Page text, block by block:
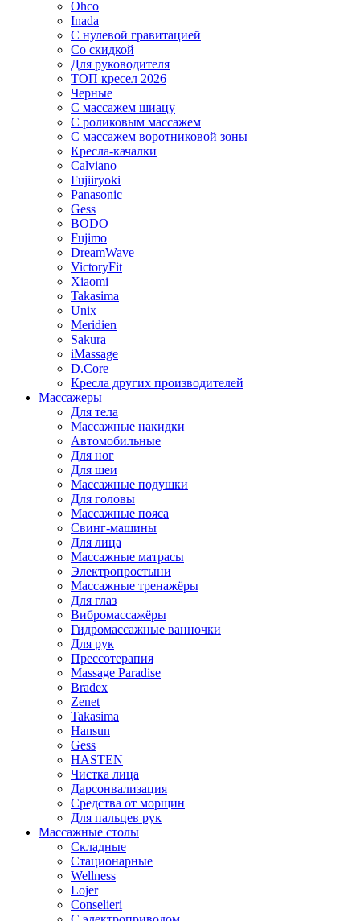
Ohco
Inada
С нулевой гравитацией
Со скидкой
Для руководителя
ТОП кресел 2026
Черные
С массажем шиацу
С роликовым массажем
С массажем воротниковой зоны
Кресла-качалки
Calviano
Fujiiryoki
Panasonic
Gess
BODO
Fujimo
DreamWave
VictoryFit
Xiaomi
Takasima
Unix
Meridien
Sakura
iMassage
D.Core
Кресла других производителей
Массажеры
Для тела
Массажные накидки
Автомобильные
Для ног
Для шеи
Массажные подушки
Для головы
Массажные пояса
Свинг-машины
Для лица
Массажные матрасы
Электропростыни
Массажные тренажёры
Для глаз
Вибромассажёры
Гидромассажные ванночки
Для рук
Прессотерапия
Massage Paradise
Bradex
Zenet
Takasima
Hansun
Gess
HASTEN
Чистка лица
Дарсонвализация
Средства от морщин
Для пальцев рук
Массажные столы
Складные
Стационарные
Wellness
Lojer
Conselieri